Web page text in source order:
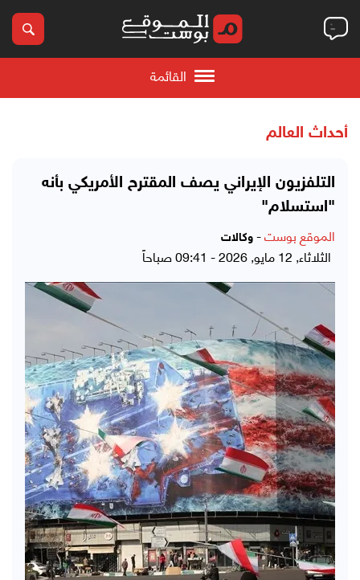
القائمة
أحداث العالم
التلفزيون الإيراني يصف المقترح الأمريكي بأنه
"استسلام"
الموقع بوست- وكالات
الثلاثاء, 12 مايو, 2026 - 09:41 صباحاً